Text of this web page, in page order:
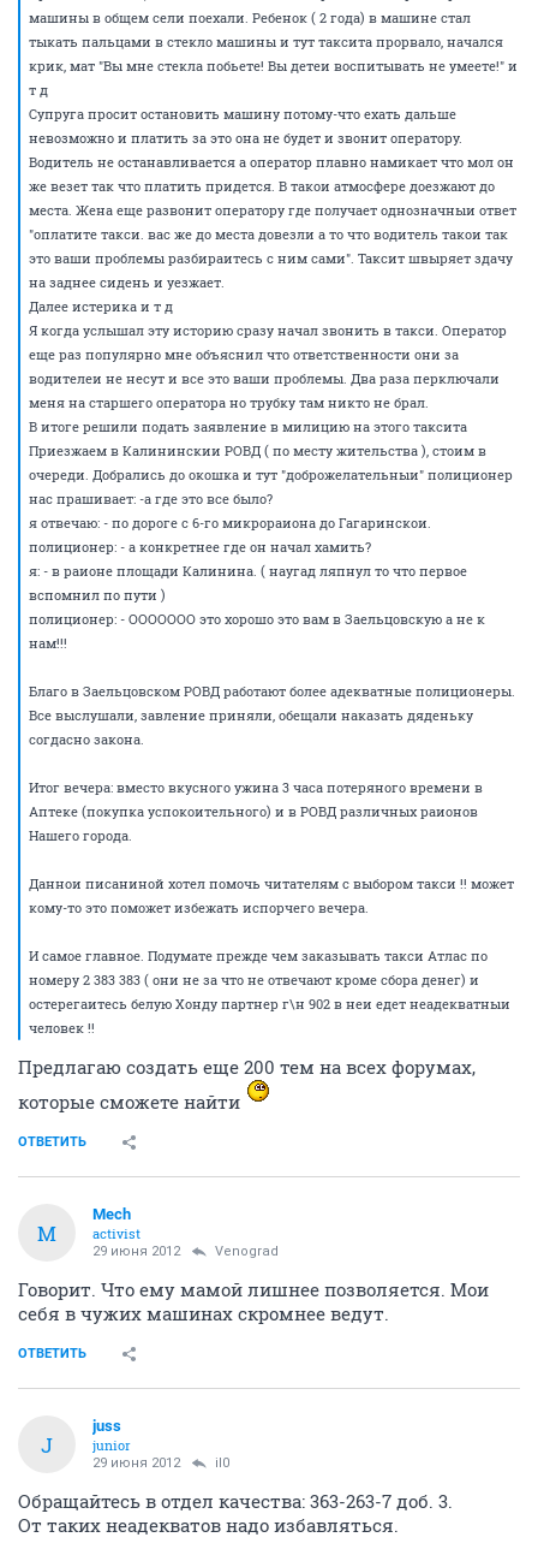
машины в общем сели поехали. Ребенок ( 2 года) в машине стал
тыкать пальцами в стекло машины и тут таксита прорвало, начался
крик, мат "Вы мне стекла побьете! Вы детеи воспитывать не умеете!" и
т д
Супруга просит остановить машину потому-что ехать дальше
невозможно и платить за это она не будет и звонит оператору.
Водитель не останавливается а оператор плавно намикает что мол он
же везет так что платить придется. В такои атмосфере доезжают до
места. Жена еще развонит оператору где получает однозначныи ответ
"оплатите такси. вас же до места довезли а то что водитель такои так
это ваши проблемы разбираитесь с ним сами". Таксит швыряет здачу
на заднее сидень и уезжает.
Далее истерика и т д
Я когда услышал эту историю сразу начал звонить в такси. Оператор
еще раз популярно мне объяснил что ответственности они за
водителеи не несут и все это ваши проблемы. Два раза перключали
меня на старшего оператора но трубку там никто не брал.
В итоге решили подать заявление в милицию на этого таксита
Приезжаем в Калининскии РОВД ( по месту жительства ), стоим в
очереди. Добрались до окошка и тут "доброжелательныи" полиционер
нас прашивает: -а где это все было?
я отвечаю: - по дороге с 6-го микрораиона до Гагаринскои.
полиционер: - а конкретнее где он начал хамить?
я: - в раионе площади Калинина. ( наугад ляпнул то что первое
вспомнил по пути )
полиционер: - ООООООО это хорошо это вам в Заельцовскую а не к
нам!!!
Благо в Заельцовском РОВД работают более адекватные полиционеры.
Все выслушали, завление приняли, обещали наказать дяденьку
согдасно закона.
Итог вечера: вместо вкусного ужина 3 часа потеряного времени в
Аптеке (покупка успокоительного) и в РОВД различных раионов
Нашего города.
Даннои писаниной хотел помочь читателям с выбором такси !! может
кому-то это поможет избежать испорчего вечера.
И самое главное. Подумате прежде чем заказывать такси Атлас по
номеру 2 383 383 ( они не за что не отвечают кроме сбора денег) и
остерегаитесь белую Хонду партнер г\н 902 в неи едет неадекватныи
человек !!
Предлагаю создать еще 200 тем на всех форумах,
которые сможете найти
ОТВЕТИТЬ
M
Mech
activist
29 июня 2012 Venograd
Говорит. Что ему мамой лишнее позволяется. Мои
себя в чужих машинах скромнее ведут.
ОТВЕТИТЬ
J
juss
junior
29 июня 2012 il0
Обращайтесь в отдел качества: 363-263-7 доб. 3.
От таких неадекватов надо избавляться.